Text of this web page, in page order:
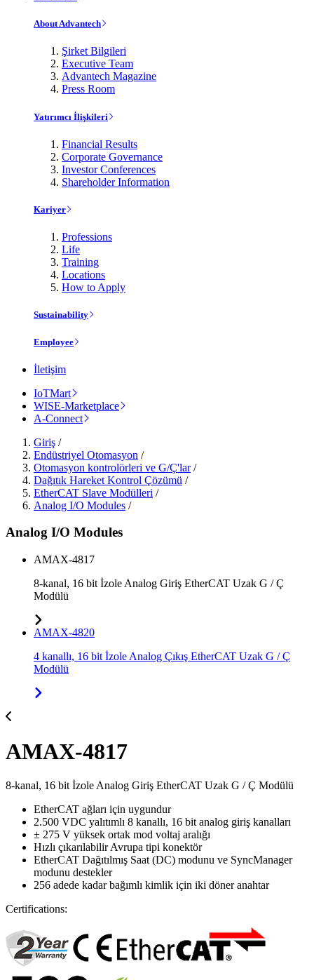
About Advantech
Şirket Bilgileri
Executive Team
Advantech Magazine
Press Room
Yatırımcı İlişkileri
Financial Results
Corporate Governance
Investor Conferences
Shareholder Information
Kariyer
Professions
Life
Training
Locations
How to Apply
Sustainability
Employee
İletişim
IoTMart
WISE-Marketplace
A-Connect
Giriş /
Endüstriyel Otomasyon /
Otomasyon kontrolörleri ve G/Ç'lar/
Dağıtık Hareket Kontrol Çözümü /
EtherCAT Slave Modülleri /
Analog I/O Modules /
Analog I/O Modules
AMAX-4817
8-kanal, 16 bit İzole Analog Giriş EtherCAT Uzak G / Ç
Modülü
AMAX-4820
4 kanallı, 16 bit İzole Analog Çıkış EtherCAT Uzak G / Ç
Modülü
AMAX-4817
8-kanal, 16 bit İzole Analog Giriş EtherCAT Uzak G / Ç Modülü
EtherCAT ağları için uygundur
2.500 VDC yalıtımlı 8 kanallı, 16 bit analog giriş kanalları
± 275 V yüksek ortak mod voltaj aralığı
Hızlı çıkarılabilir Avrupa tipi konektör
EtherCAT Dağıtılmış Saat (DC) modunu ve SyncManager
modunu destekler
256 adede kadar bağımlı kimlik için iki döner anahtar
Certifications: